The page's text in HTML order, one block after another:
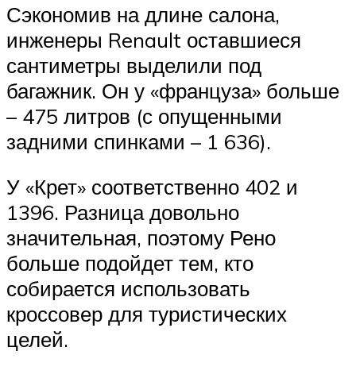
Сэкономив на длине салона,
инженеры Renault оставшиеся
сантиметры выделили под
багажник. Он у «француза» больше
– 475 литров (с опущенными
задними спинками – 1 636).
У «Крет» соответственно 402 и
1396. Разница довольно
значительная, поэтому Рено
больше подойдет тем, кто
собирается использовать
кроссовер для туристических
целей.